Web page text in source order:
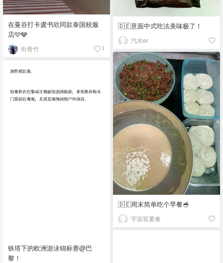
在曼谷打卡虞书欣同款泰国校服
店🩵🩶
衔青竹 1
🇩🇪意面中式吃法美味极了！
汽水er
🇩🇪周末简单吃个早餐🥣
宇宙双重奏
铁塔下的欧洲游泳锦标赛@巴
黎！